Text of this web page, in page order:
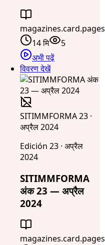
magazines.card.pages
14 मि
5
अभी पढ़ें
विवरण देखें
SITIMMFORMA 23 ·
अप्रैल 2024
Edición 23 · अप्रैल
2024
SITIMMFORMA
अंक 23 — अप्रैल
2024
magazines.card.pages